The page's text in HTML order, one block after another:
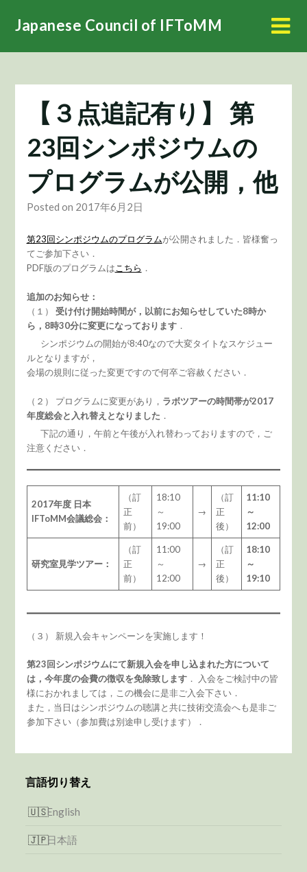
Japanese Council of IFToMM
【３点追記有り】 第
23回シンポジウムの
プログラムが公開，他
Posted on 2017年6月2日
第23回シンポジウムのプログラムが公開されました．皆様奮っ
てご参加下さい．
PDF版のプログラムは こちら ．
追加のお知らせ：
（１） 受け付け開始時間が，以前にお知らせしていた8時か
ら，8時30分に変更になっております．
シンポジウムの開始が8:40なので大変タイトなスケジュー
ルとなりますが，
会場の規則に従った変更ですので何卒ご容赦ください．
（２） プログラムに変更があり， ラボツアーの時間帯が2017
年度総会と入れ替えとなりました ．
下記の通り，午前と午後が入れ替わっておりますので，ご
注意ください．
2017年度 日本
IFToMM会議総会：
（訂
正
前）
18:10
～
19:00
→
（訂
正
後）
11:10
～
12:00
研究室見学ツアー：
（訂
正
前）
11:00
～
12:00
→
（訂
正
後）
18:10
～
19:10
（３） 新規入会キャンペーンを実施します！
第23回シンポジウムにて新規入会を申し込まれた方について
は，今年度の会費の徴収を免除致します． 入会をご検討中の皆
様におかれましては，この機会に是非ご入会下さい．
また，当日はシンポジウムの聴講と共に技術交流会へも是非ご
参加下さい（参加費は別途申し受けます）．
言語切り替え
English
日本語